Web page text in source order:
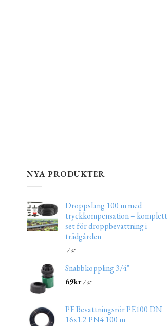
NYA PRODUKTER
Droppslang 100 m med
tryckkompensation – komplett
set för droppbevattning i
trädgården
/ st
Snabbkoppling 3/4"
69kr/ st
PE Bevattningsrör PE100 DN
16x1.2 PN4 100 m